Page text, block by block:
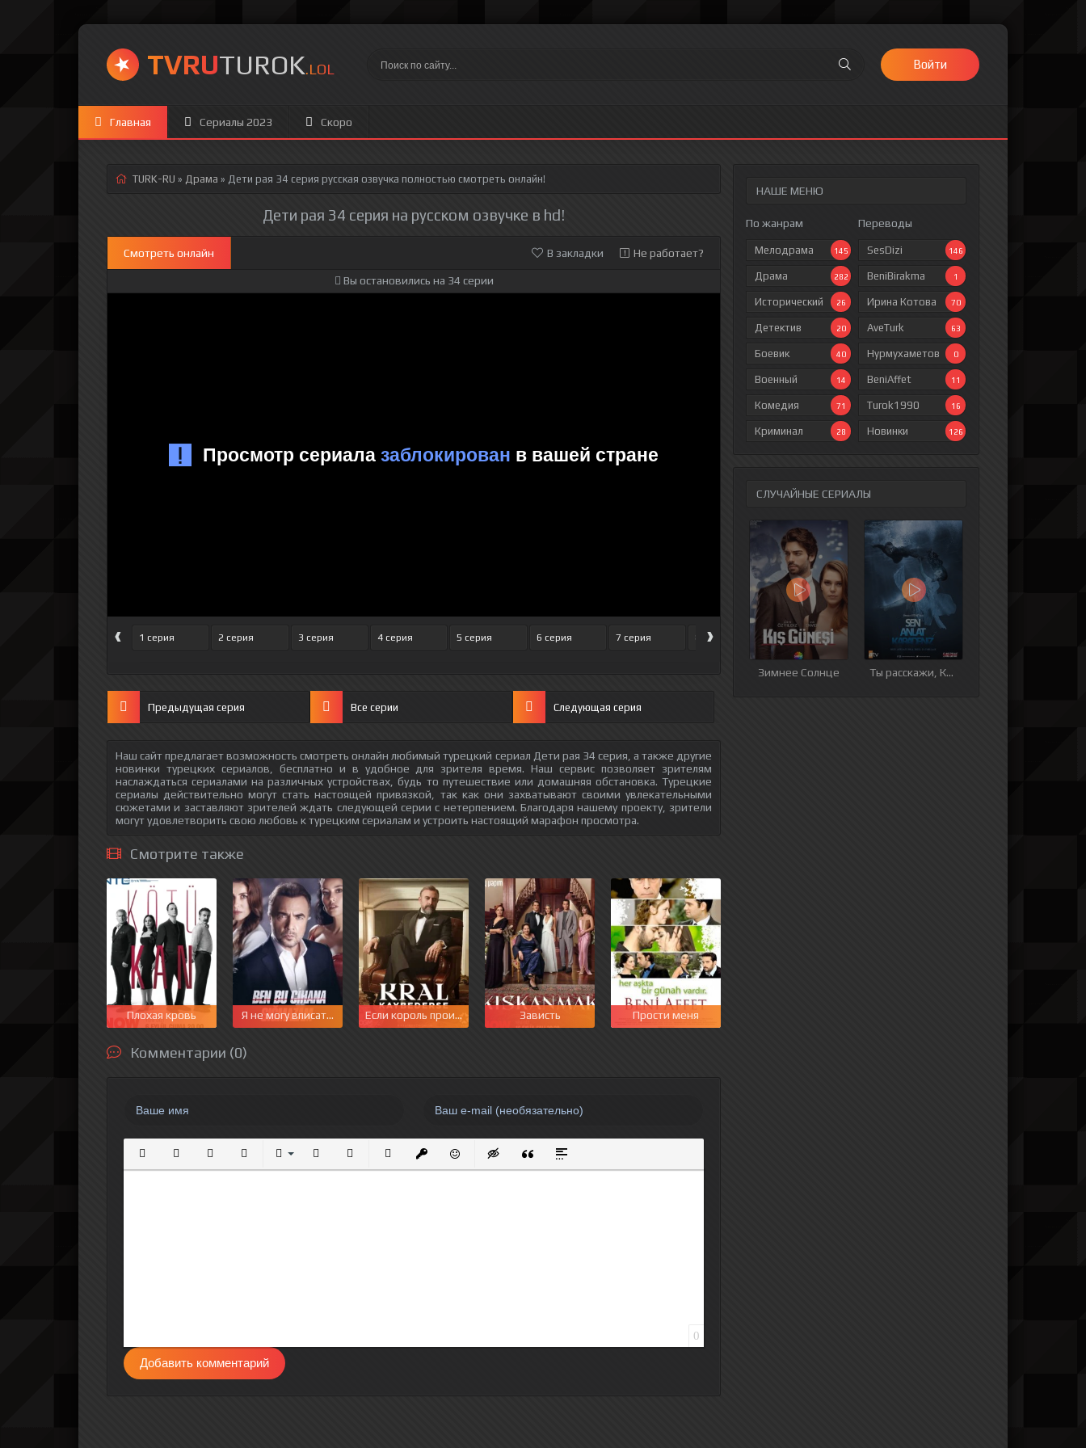
TVRUTUROK.LOL Войти
Главная Сериалы 2023 Скоро
НАШЕ МЕНЮ
По жанрам
Мелодрама 145
Драма 282
Исторический 26
Детектив 20
Боевик 40
Военный 14
Комедия 71
Криминал 28
Переводы
SesDizi 146
BeniBirakma 1
Ирина Котова 70
AveTurk 63
Нурмухаметов 0
BeniAffet 11
Turok1990 16
Новинки 126
СЛУЧАЙНЫЕ СЕРИАЛЫ
Зимнее Солнце Ты расскажи, Карадениз
TURK-RU » Драма » Дети рая 34 серия русская озвучка полностью смотреть онлайн!
Дети рая 34 серия на русском озвучке в hd!
Смотреть онлайн В закладки Не работает?
Вы остановились на 34 серии
‹ 1 серия 2 серия 3 серия 4 серия 5 серия 6 серия 7 серия 8 серия 9 серия 10 серия 11 серия
›
Предыдущая серия Все серии Следующая серия
Наш сайт предлагает возможность смотреть онлайн любимый турецкий сериал Дети рая 34 серия, а также другие
новинки турецких сериалов, бесплатно и в удобное для зрителя время. Наш сервис позволяет зрителям
наслаждаться сериалами на различных устройствах, будь то путешествие или домашняя обстановка. Турецкие
сериалы действительно могут стать настоящей привязкой, так как они захватывают своими увлекательными
сюжетами и заставляют зрителей ждать следующей серии с нетерпением. Благодаря нашему проекту, зрители
могут удовлетворить свою любовь к турецким сериалам и устроить настоящий марафон просмотра.
Смотрите также
Плохая кровь Я не могу вписаться в этот мирЕсли король проиграет Зависть Прости меня
Комментарии (0)
Полужирный
КурсивПодчеркнутый
ЗачеркнутыйВыравнивание
Нумерованный список
Маркированный список
Вставить ссылку
Вставить защищенную ссылку
Вставить смайлик
Вставка скрытого текста
Вставка цитаты
Вставка спойлера
0
Добавить комментарий